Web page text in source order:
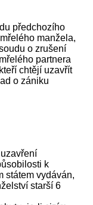
předchozího
manžela,
o zrušení
partnera
chtějí uzavřít
o zániku
k
státem vydáván,
starší 6